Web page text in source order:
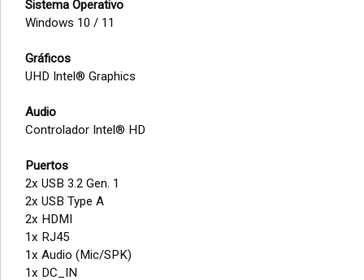
Sistema Operativo
Windows 10 / 11
Gráficos
UHD Intel® Graphics
Audio
Controlador Intel® HD
Puertos
2x USB 3.2 Gen. 1
2x USB Type A
2x HDMI
1x RJ45
1x Audio (Mic/SPK)
1x DC_IN